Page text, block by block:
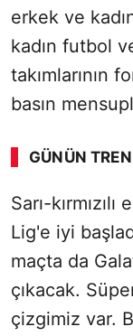
erkek ve
kadın futbol
takımlarının
basın
GÜNÜN
00:02 / 03:53
Sarı-
Lig'e iyi
maçta da
çıkacak.
çizgimiz var.